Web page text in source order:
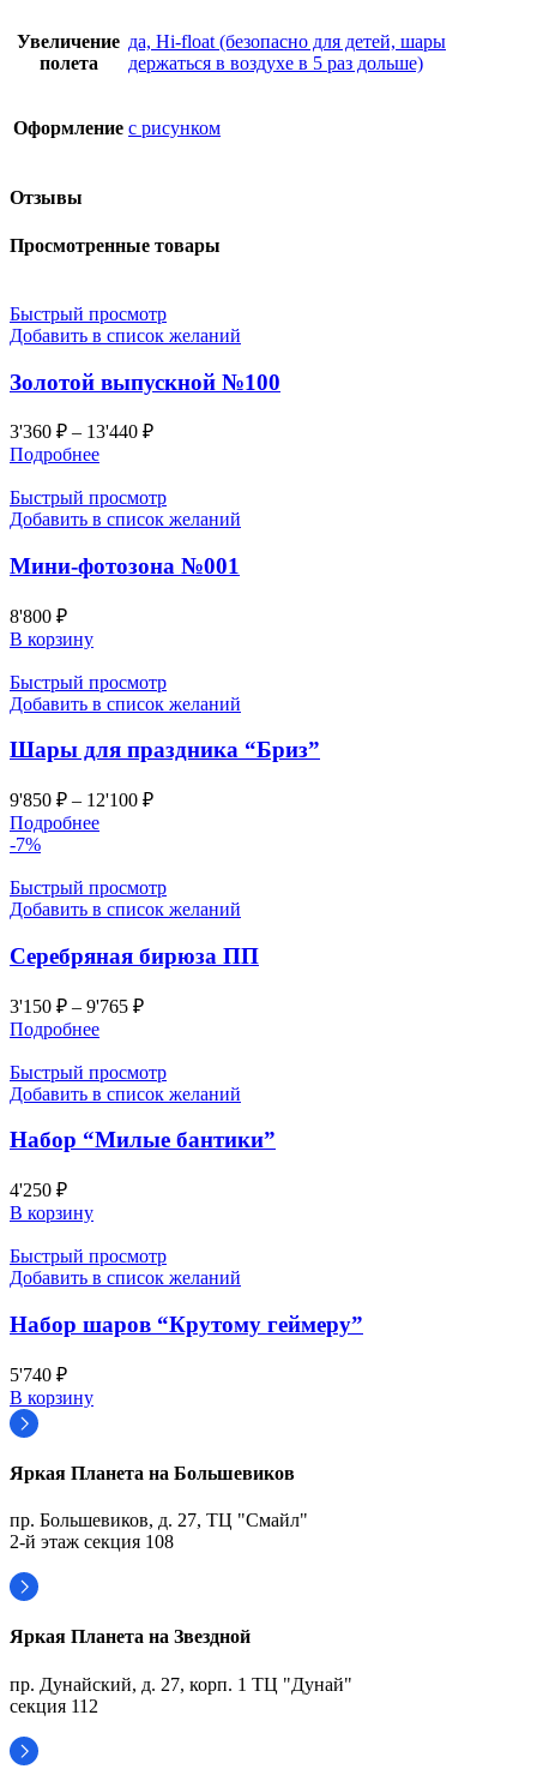
Увеличение
полета
да, Hi-float (безопасно для детей, шары
держаться в воздухе в 5 раз дольше)
Оформление с рисунком
Отзывы
Просмотренные товары
Быстрый просмотр
Добавить в список желаний
Золотой выпускной №100
3'360 ₽ – 13'440 ₽
Подробнее
Быстрый просмотр
Добавить в список желаний
Мини-фотозона №001
8'800 ₽
В корзину
Быстрый просмотр
Добавить в список желаний
Шары для праздника “Бриз”
9'850 ₽ – 12'100 ₽
Подробнее
-7%
Быстрый просмотр
Добавить в список желаний
Серебряная бирюза ПП
3'150 ₽ – 9'765 ₽
Подробнее
Быстрый просмотр
Добавить в список желаний
Набор “Милые бантики”
4'250 ₽
В корзину
Быстрый просмотр
Добавить в список желаний
Набор шаров “Крутому геймеру”
5'740 ₽
В корзину
Яркая Планета на Большевиков
пр. Большевиков, д. 27, ТЦ "Смайл"
2-й этаж секция 108
Яркая Планета на Звездной
пр. Дунайский, д. 27, корп. 1 ТЦ "Дунай"
секция 112